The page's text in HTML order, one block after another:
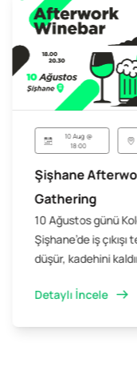
10 Aug @
18:00
Şişhane
Gathering
10 Ağustos günü
Şişhane’de iş
düşür, kadehini
Detaylı İncele